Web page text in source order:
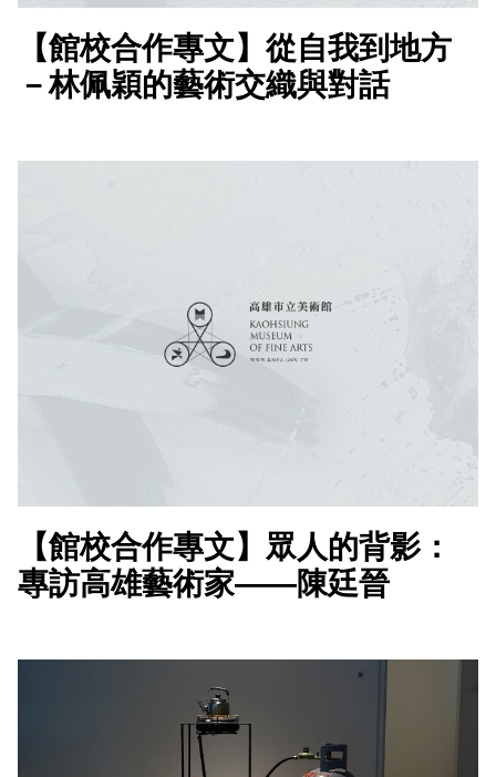
【館校合作專文】從自我到地方
－林佩穎的藝術交織與對話
【館校合作專文】眾人的背影：
專訪高雄藝術家——陳廷晉